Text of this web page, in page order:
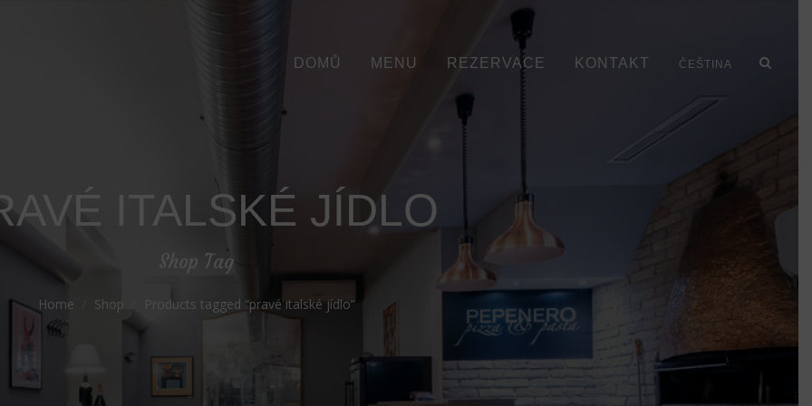
ITALSKÉ JÍDLO
Shop Tag
Home Shop Products tagged “pravé italské jídlo”
DOMŮ MENU REZERVACE KONTAKT ČEŠTINA